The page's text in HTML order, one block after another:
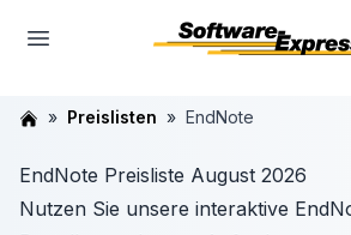
Preislisten EndNote
EndNote Preisliste August 2026
Nutzen Sie unsere interaktive